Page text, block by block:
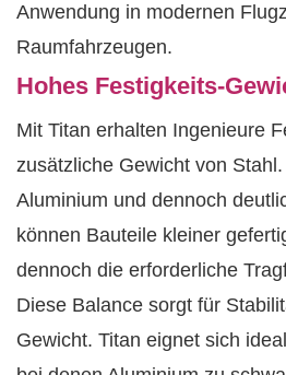
Anwendung in modernen
Raumfahrzeugen.
Hohes Festigkeits-
Mit Titan erhalten Ingenieure
zusätzliche Gewicht von
Aluminium und dennoch
können Bauteile kleiner
dennoch die erforderliche
Diese Balance sorgt für
Gewicht. Titan eignet sich